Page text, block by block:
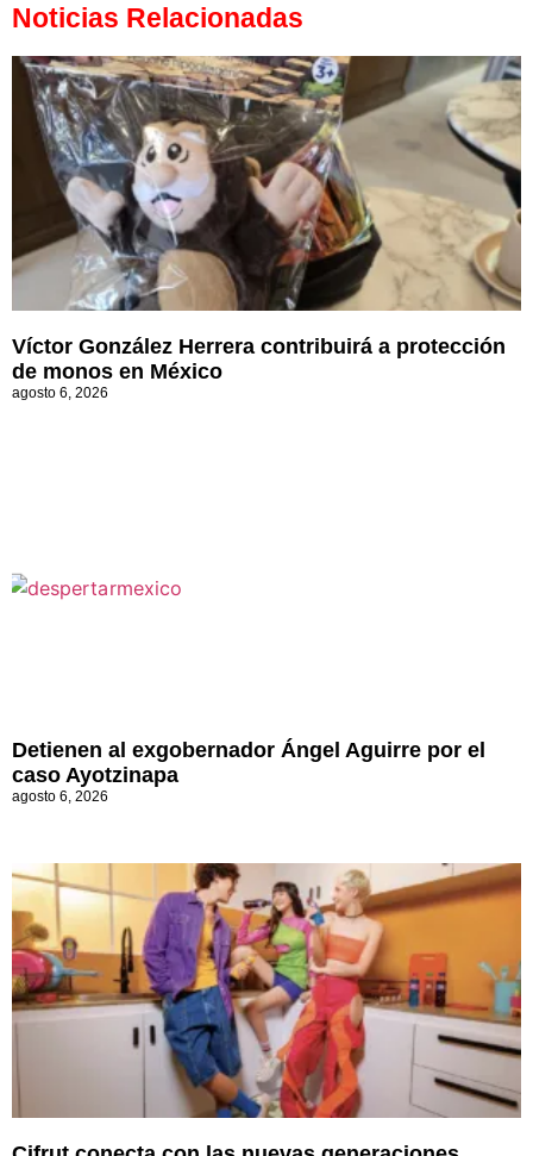
Noticias Relacionadas
Víctor González Herrera contribuirá a protección
de monos en México
agosto 6, 2026
Detienen al exgobernador Ángel Aguirre por el
caso Ayotzinapa
agosto 6, 2026